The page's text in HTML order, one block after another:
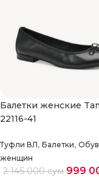
Балетки женские
22116-41
Туфли ВЛ, Балетки,
женщин
2 145 000сум 999